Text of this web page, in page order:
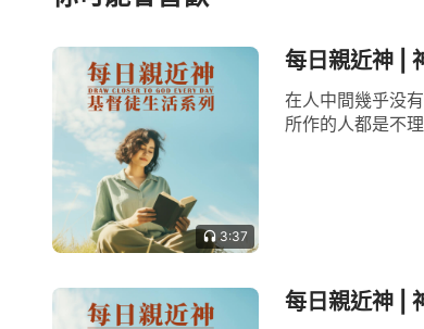
3:37
每日親近神 |
在人中間幾乎没
所作的人都是不
每日親近神 |